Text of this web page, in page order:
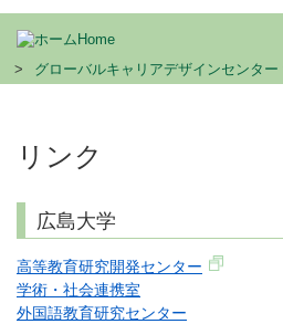
Home
グローバルキャリアデザインセンター
リンク
広島大学
高等教育研究開発センター
学術・社会連携室
外国語教育研究センター